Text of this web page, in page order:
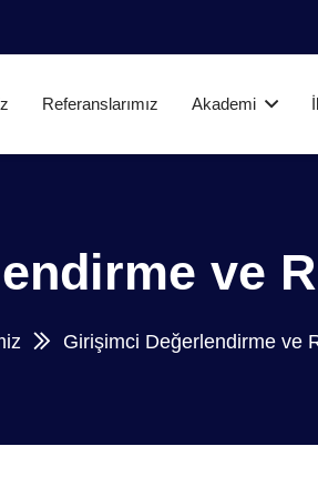
Referanslarımız Akademi
ve
Girişimci Değerlendirme ve